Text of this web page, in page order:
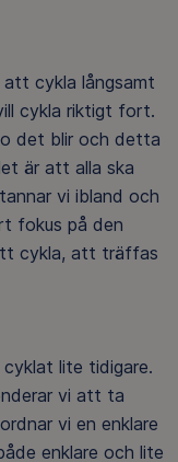
att cykla långsamt
cykla riktigt fort.
det blir och detta
är att alla ska
vi ibland och
fokus på den
cykla, att träffas
lite tidigare.
vi att ta
vi en enklare
enklare och lite